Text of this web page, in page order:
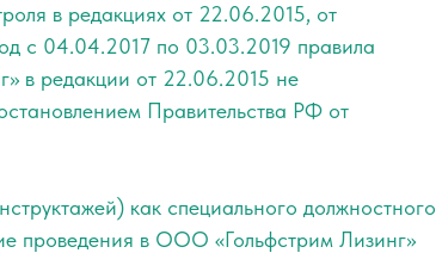
в редакциях от 22.06.2015, от
с 04.04.2017 по 03.03.2019 правила
в редакции от 22.06.2015 не
Правительства РФ от
как специального должностного
проведения в ООО «Гольфстрим Лизинг»